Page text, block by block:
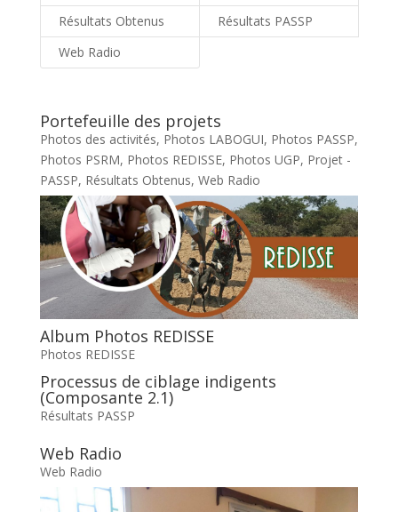
Résultats Obtenus
Résultats PASSP
Web Radio
Portefeuille des projets
Photos des activités, Photos LABOGUI, Photos PASSP,
Photos PSRM, Photos REDISSE, Photos UGP, Projet -
PASSP, Résultats Obtenus, Web Radio
Album Photos REDISSE
Photos REDISSE
Processus de ciblage indigents
(Composante 2.1)
Résultats PASSP
Web Radio
Web Radio